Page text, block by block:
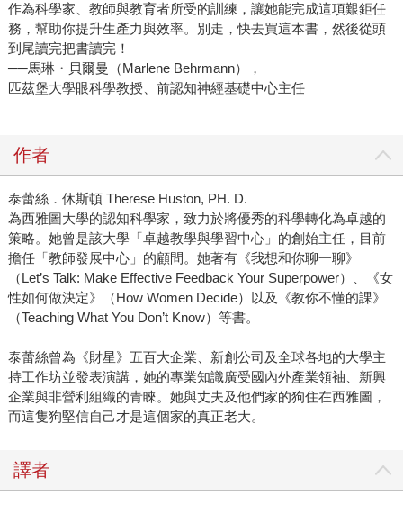
作為科學家、教師與教育者所受的訓練，讓她能完成這項艱鉅任
務，幫助你提升生產力與效率。別走，快去買這本書，然後從頭
到尾讀完把書讀完！
──馬琳・貝爾曼（Marlene Behrmann），
匹茲堡大學眼科學教授、前認知神經基礎中心主任
作者
泰蕾絲．休斯頓 Therese Huston, PH. D.
為西雅圖大學的認知科學家，致力於將優秀的科學轉化為卓越的
策略。她曾是該大學「卓越教學與學習中心」的創始主任，目前
擔任「教師發展中心」的顧問。她著有《我想和你聊一聊》
（Let’s Talk: Make Effective Feedback Your Superpower）、《女
性如何做決定》（How Women Decide）以及《教你不懂的課》
（Teaching What You Don’t Know）等書。
泰蕾絲曾為《財星》五百大企業、新創公司及全球各地的大學主
持工作坊並發表演講，她的專業知識廣受國內外產業領袖、新興
企業與非營利組織的青睞。她與丈夫及他們家的狗住在西雅圖，
而這隻狗堅信自己才是這個家的真正老大。
譯者